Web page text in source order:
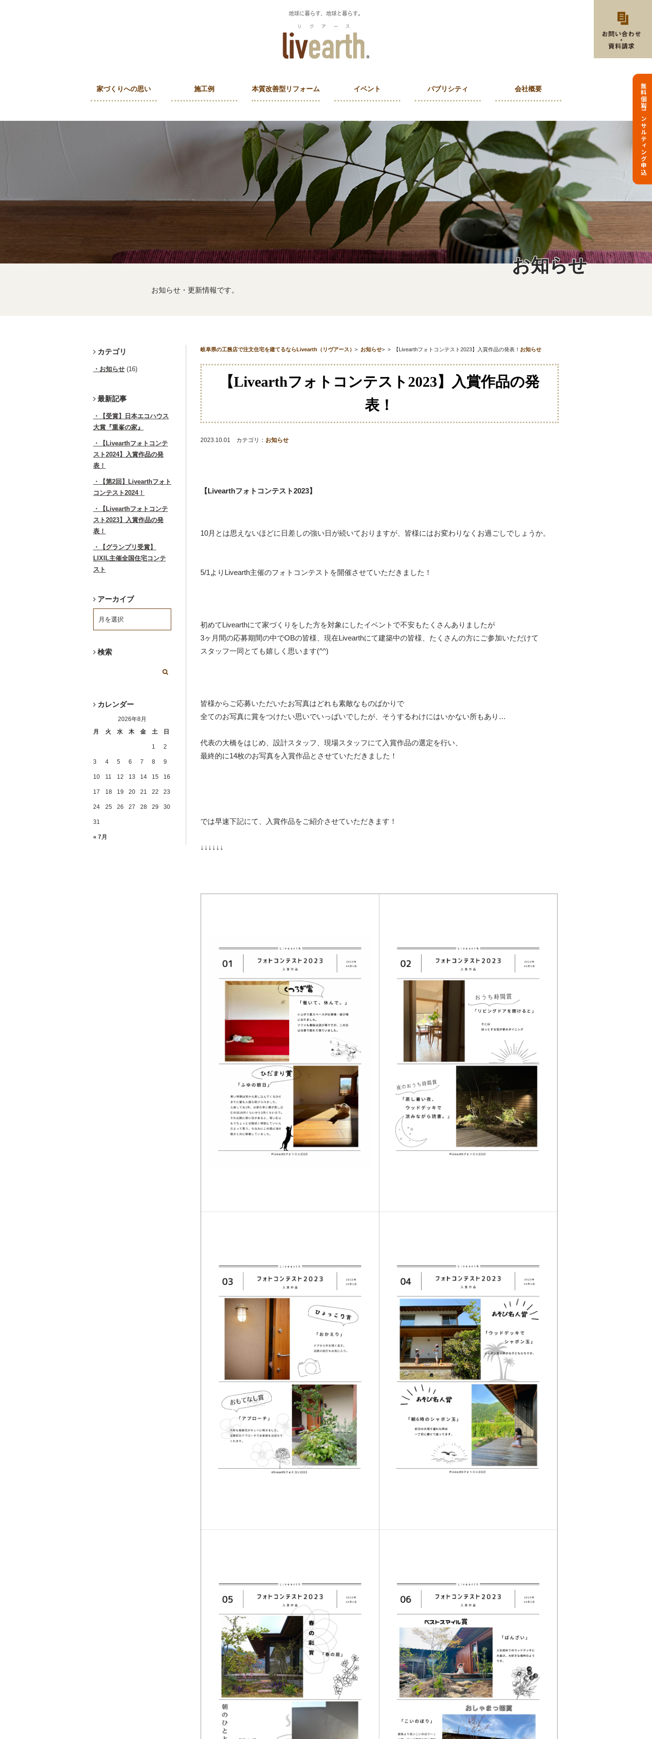
地球に暮らす、地球と暮らす。
無料個別コンサルティング申込
家づくりへの思い 施工例 本質改善型リフォーム イベント パブリシティ 会社概要
お知らせ
お知らせ・更新情報です。
岐阜県の工務店で注文住宅を建てるならLivearth（リヴアース） > お知らせ> お知らせ
> 【Livearthフォトコンテスト2023】入賞作品の発表！
【Livearthフォトコンテスト2023】入賞作品の発
表！
2023.10.01 カテゴリ： お知らせ
【Livearthフォトコンテスト2023】
10月とは思えないほどに日差しの強い日が続いておりますが、皆様にはお変わりなくお過ごしでしょうか。
5/1よりLivearth主催のフォトコンテストを開催させていただきました！
初めてLivearthにて家づくりをした方を対象にしたイベントで不安もたくさんありましたが
3ヶ月間の応募期間の中でOBの皆様、現在Livearthにて建築中の皆様、たくさんの方にご参加いただけて
スタッフ一同とても嬉しく思います(^^)
皆様からご応募いただいたお写真はどれも素敵なものばかりで
全てのお写真に賞をつけたい思いでいっぱいでしたが、そうするわけにはいかない所もあり…
代表の大橋をはじめ、設計スタッフ、現場スタッフにて入賞作品の選定を行い、
最終的に14枚のお写真を入賞作品とさせていただきました！
では早速下記にて、入賞作品をご紹介させていただきます！
↓↓↓↓↓↓
カテゴリ
お知らせ (16)
最新記事
【受賞】日本エコハウス
大賞『重峯の家』
【Livearthフォトコンテ
スト2024】入賞作品の発
表！
【第2回】Livearthフォト
コンテスト2024！
【Livearthフォトコンテ
スト2023】入賞作品の発
表！
【グランプリ受賞】
LIXIL主催全国住宅コンテ
スト
アーカイブ
検索
カレンダー
2026年8月
月
火 水 木 金 土 日
« 7月
1 2
3 4 5 6 7 8 9
10 11 12 13 14 15 16
17 18 19 20 21 22 23
24 25 26 27 28 29 30
31